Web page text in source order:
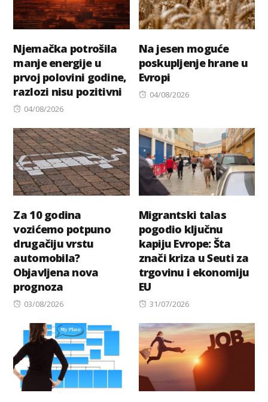
Njemačka potrošila
manje energije u
prvoj polovini godine,
razlozi nisu pozitivni
Posted
04/08/2026
Na jesen moguće
poskupljenje hrane u
Evropi
Posted
04/08/2026
Za 10 godina
vozićemo potpuno
drugačiju vrstu
automobila?
Objavljena nova
prognoza
Posted
03/08/2026
Migrantski talas
pogodio ključnu
kapiju Evrope: Šta
znači kriza u Seuti za
trgovinu i ekonomiju
EU
Posted
31/07/2026